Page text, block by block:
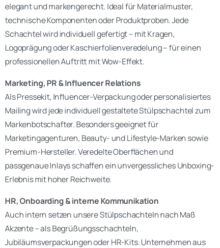
elegant und markengerecht. Ideal für Materialmuster,
technische Komponenten oder Produktproben. Jede
Schachtel wird individuell gefertigt – mit Kragen,
Logoprägung oder Kaschierfolienveredelung – für einen
professionellen Auftritt mit Wow-Effekt.
Marketing, PR & Influencer Relations
Als Pressekit, Influencer-Verpackung oder personalisiertes
Mailing wird jede individuell gestaltete Stülpschachtel zum
Markenbotschafter. Besonders geeignet für
Marketingagenturen, Beauty- und Lifestyle-Marken sowie
Premium-Hersteller. Veredelte Oberflächen und
passgenaue Inlays schaffen ein unvergessliches Unboxing-
Erlebnis mit hoher Reichweite.
HR, Onboarding & interne Kommunikation
Auch intern setzen unsere Stülpschachteln nach Maß
Akzente – als Begrüßungsschachteln,
Jubiläumsverpackungen oder HR-Kits. Unternehmen aus